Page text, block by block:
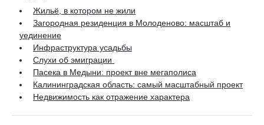
Жильё, в котором не жили
Загородная резиденция в Молоденово: масштаб и
уединение
Инфраструктура усадьбы
Слухи об эмиграции
Пасека в Медыни: проект вне мегаполиса
Калининградская область: самый масштабный проект
Недвижимость как отражение характера